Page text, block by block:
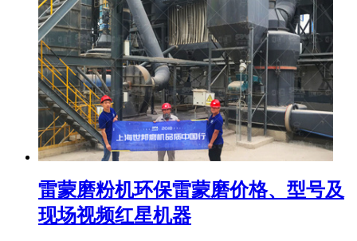
雷蒙磨粉机环保雷蒙磨价格、型号及
现场视频红星机器